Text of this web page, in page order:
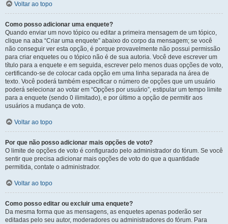
Voltar ao topo
Como posso adicionar uma enquete?
Quando enviar um novo tópico ou editar a primeira mensagem de um tópico,
clique na aba “Criar uma enquete” abaixo do corpo da mensagem; se você
não conseguir ver esta opção, é porque provavelmente não possui permissão
para criar enquetes ou o tópico não é de sua autoria. Você deve escrever um
título para a enquete e em seguida, escrever pelo menos duas opções de voto,
certificando-se de colocar cada opção em uma linha separada na área de
texto. Você poderá também especificar o número de opções que um usuário
poderá selecionar ao votar em “Opções por usuário”, estipular um tempo limite
para a enquete (sendo 0 ilimitado), e por último a opção de permitir aos
usuários a mudança de voto.
Voltar ao topo
Por que não posso adicionar mais opções de voto?
O limite de opções de voto é configurado pelo administrador do fórum. Se você
sentir que precisa adicionar mais opções de voto do que a quantidade
permitida, contate o administrador.
Voltar ao topo
Como posso editar ou excluir uma enquete?
Da mesma forma que as mensagens, as enquetes apenas poderão ser
editadas pelo seu autor, moderadores ou administradores do fórum. Para